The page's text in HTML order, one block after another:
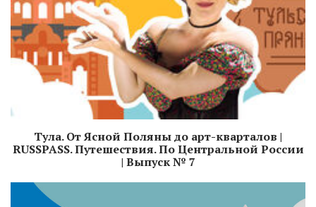
Тула. От Ясной Поляны до арт-кварталов |
RUSSPASS. Путешествия. По Центральной России
| Выпуск № 7